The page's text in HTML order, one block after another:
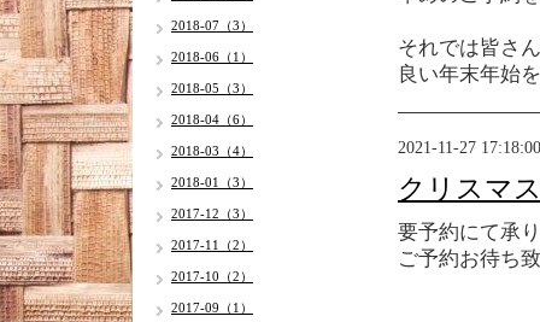
それでは皆さ
良い年末年始
2021-11-27 17:18:00
クリスマ
要予約にて承
ご予約お待ち
2018-07（3）
2018-06（1）
2018-05（3）
2018-04（6）
2018-03（4）
2018-01（3）
2017-12（3）
2017-11（2）
2017-10（2）
2017-09（1）